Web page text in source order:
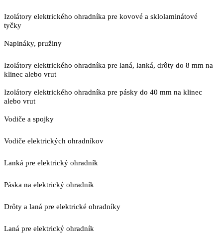
Izolátory elektrického ohradníka pre kovové a sklolaminátové
tyčky
Napináky, pružiny
Izolátory elektrického ohradníka pre laná, lanká, drôty do 8 mm na
klinec alebo vrut
Izolátory elektrického ohradníka pre pásky do 40 mm na klinec
alebo vrut
Vodiče a spojky
Vodiče elektrických ohradníkov
Lanká pre elektrický ohradník
Páska na elektrický ohradník
Drôty a laná pre elektrické ohradníky
Laná pre elektrický ohradník